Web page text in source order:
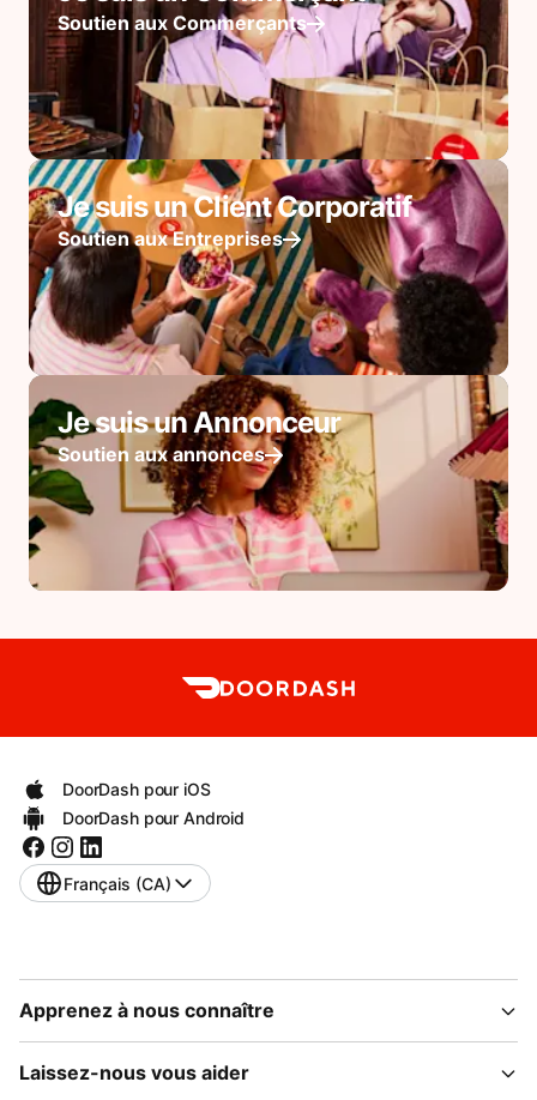
Soutien aux Commerçants
Je suis un Client Corporatif
Soutien aux Entreprises
Je suis un Annonceur
Soutien aux annonces
DoorDash pour iOS
DoorDash pour Android
Français (CA)
Apprenez à nous connaître
Laissez-nous vous aider